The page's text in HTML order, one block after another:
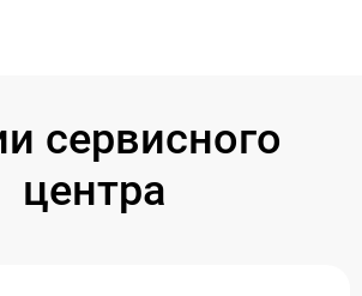
сервисного
центра